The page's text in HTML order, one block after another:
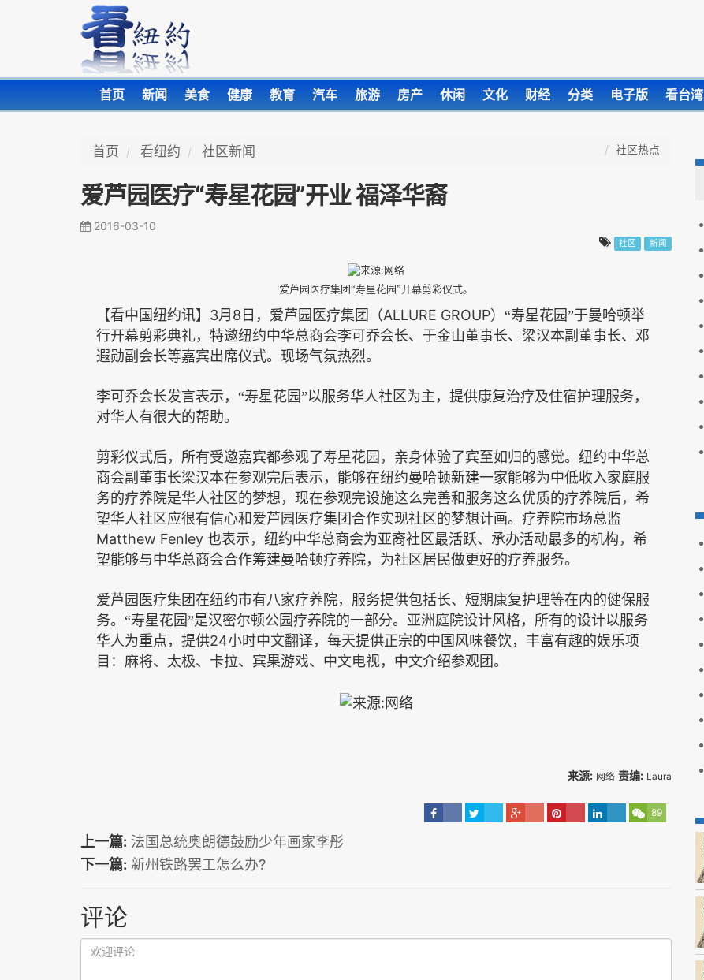
首页 新闻 美食 健康 教育 汽车 旅游 房产 休闲 文化 财经 分类 电子版 看台湾
首页 看纽约 社区新闻 社区热点
爱芦园医疗“寿星花园”开业 福泽华裔
2016-03-10
社区 新闻
爱芦园医疗集团“寿星花园”开幕剪彩仪式。
【看中国纽约讯】 3月 8 日，爱芦园医疗集团（ALLURE GROUP）“寿星花园”于曼哈顿举
行开幕剪彩典礼，特邀纽约中华总商会李可乔会长、于金山董事长、梁汉本副董事长、邓
遐勋副会长等嘉宾出席仪式。现场气氛热烈。
李可乔会长发言表示，“寿星花园”以服务华人社区为主，提供康复治疗及住宿护理服务，
对华人有很大的帮助。
剪彩仪式后，所有受邀嘉宾都参观了寿星花园，亲身体验了宾至如归的感觉。纽约中华总
商会副董事长梁汉本在参观完后表示，能够在纽约曼哈顿新建一家能够为中低收入家庭服
务的疗养院是华人社区的梦想，现在参观完设施这么完善和服务这么优质的疗养院后，希
望华人社区应很有信心和爱芦园医疗集团合作实现社区的梦想计画。疗养院市场总监
Matthew Fenley 也表示，纽约中华总商会为亚裔社区最活跃、承办活动最多的机构，希
望能够与中华总商会合作筹建曼哈顿疗养院，为社区居民做更好的疗养服务。
爱芦园医疗集团在纽约市有八家疗养院，服务提供包括长、短期康复护理等在内的健保服
务。“寿星花园”是汉密尔顿公园疗养院的一部分。亚洲庭院设计风格，所有的设计以服务
华人为重点，提供24小时中文翻译，每天提供正宗的中国风味餐饮，丰富有趣的娱乐项
目：麻将、太极、卡拉、宾果游戏、中文电视，中文介绍参观团。
来源: 网络 责编: Laura
89
上一篇: 法国总统奥朗德鼓励少年画家李彤
下一篇: 新州铁路罢工怎么办?
评论